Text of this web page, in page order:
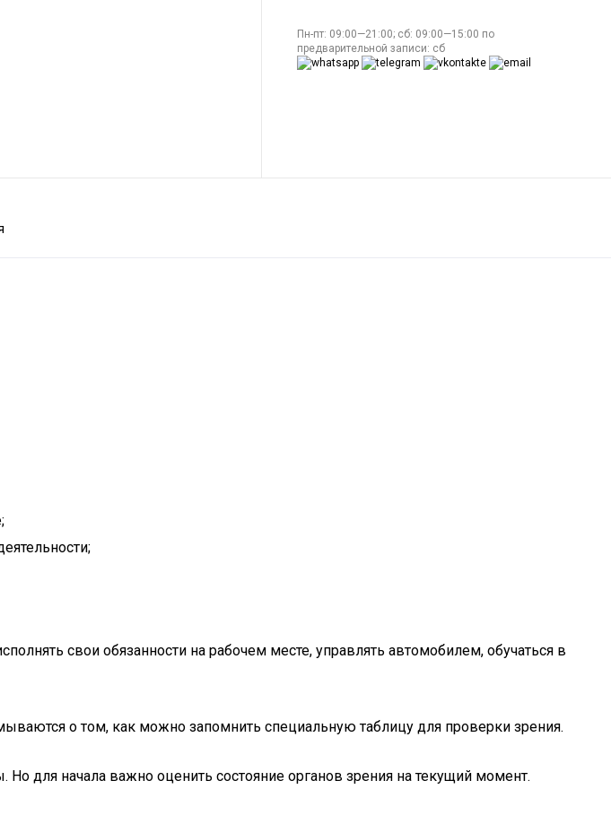
Пн-пт: 09:00—21:00; сб: 09:00—15:00 по
предварительной записи: сб
свои обязанности на рабочем месте, управлять автомобилем, обучаться в
о том, как можно запомнить специальную таблицу для проверки зрения.
для начала важно оценить состояние органов зрения на текущий момент.